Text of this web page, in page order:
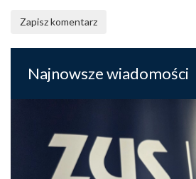
Zapisz komentarz
Najnowsze wiadomości